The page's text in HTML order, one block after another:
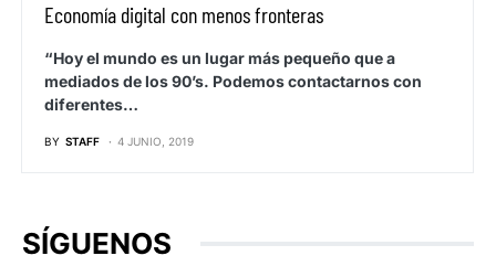
Economía digital con menos fronteras
“Hoy el mundo es un lugar más pequeño que a
mediados de los 90’s. Podemos contactarnos con
diferentes…
BY STAFF 4 JUNIO, 2019
SÍGUENOS